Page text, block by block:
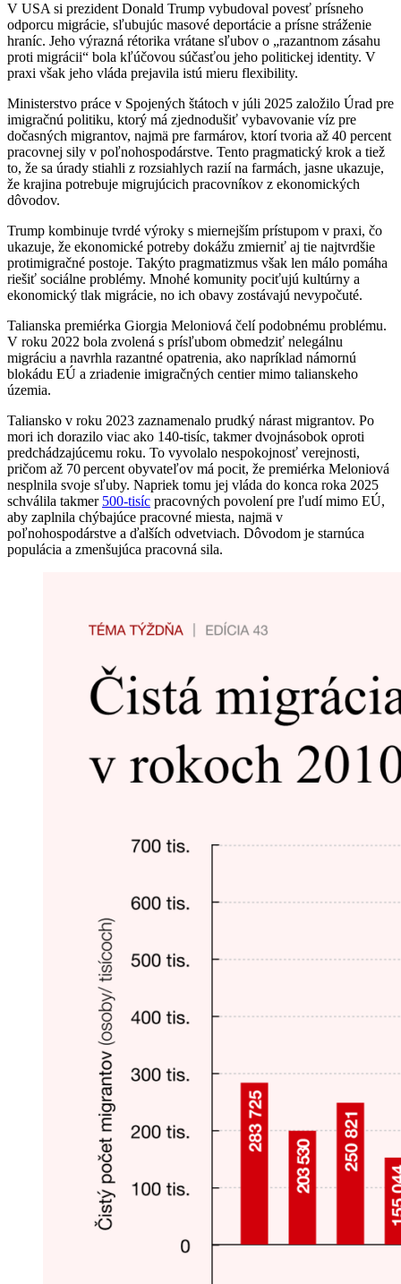
V USA si prezident Donald Trump vybudoval povesť prísneho
odporcu migrácie, sľubujúc masové deportácie a prísne stráženie
hraníc. Jeho výrazná rétorika vrátane sľubov o „razantnom zásahu
proti migrácii“ bola kľúčovou súčasťou jeho politickej identity. V
praxi však jeho vláda prejavila istú mieru flexibility.
Ministerstvo práce v Spojených štátoch v júli 2025 založilo Úrad pre
imigračnú politiku, ktorý má zjednodušiť vybavovanie víz pre
dočasných migrantov, najmä pre farmárov, ktorí tvoria až 40 percent
pracovnej sily v poľnohospodárstve. Tento pragmatický krok a tiež
to, že sa úrady stiahli z rozsiahlych razií na farmách, jasne ukazuje,
že krajina potrebuje migrujúcich pracovníkov z ekonomických
dôvodov.
Trump kombinuje tvrdé výroky s miernejším prístupom v praxi, čo
ukazuje, že ekonomické potreby dokážu zmierniť aj tie najtvrdšie
protimigračné postoje. Takýto pragmatizmus však len málo pomáha
riešiť sociálne problémy. Mnohé komunity pociťujú kultúrny a
ekonomický tlak migrácie, no ich obavy zostávajú nevypočuté.
Talianska premiérka Giorgia Meloniová čelí podobnému problému.
V roku 2022 bola zvolená s prísľubom obmedziť nelegálnu
migráciu a navrhla razantné opatrenia, ako napríklad námornú
blokádu EÚ a zriadenie imigračných centier mimo talianskeho
územia.
Taliansko v roku 2023 zaznamenalo prudký nárast migrantov. Po
mori ich dorazilo viac ako 140-tisíc, takmer dvojnásobok oproti
predchádzajúcemu roku. To vyvolalo nespokojnosť verejnosti,
pričom až 70 percent obyvateľov má pocit, že premiérka Meloniová
nesplnila svoje sľuby. Napriek tomu jej vláda do konca roka 2025
schválila takmer 500-tisíc pracovných povolení pre ľudí mimo EÚ,
aby zaplnila chýbajúce pracovné miesta, najmä v
poľnohospodárstve a ďalších odvetviach. Dôvodom je starnúca
populácia a zmenšujúca pracovná sila.